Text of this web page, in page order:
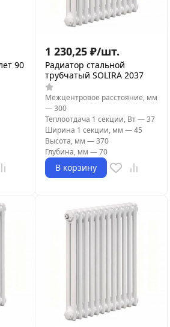
90
1 230,25 ₽/шт.
Радиатор стальной
трубчатый SOLIRA 2037
Межцентровое расстояние, мм
—300
Теплоотдача 1 секции, Вт—37
Ширина 1 секции, мм —45
Высота, мм —370
Глубина, мм —70
В корзину